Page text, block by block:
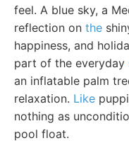
feel. A blue sky, a
reflection on the
happiness, and
part of the everyday
an inflatable palm
relaxation. Like
nothing as
pool float.